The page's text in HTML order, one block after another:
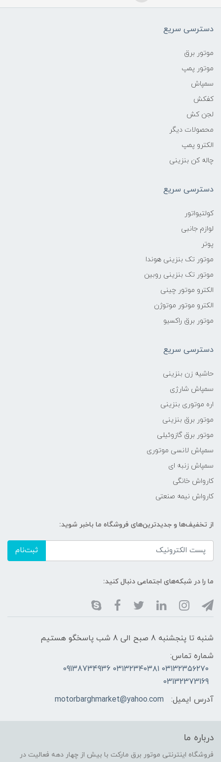
دسترسی سریع
موتور برق
موتور پمپ
سمپاش
کفکش
لجن کش
محصولات دیگر
الکترو پمپ
چاله کن بنزینی
دسترسی سریع
کولتیواتور
لوازم جانبی
پوتر
موتور تک بنزینی هوندا
موتور تک بنزینی روبین
الکترو موتور چینی
الکترو موتور موتوژن
موتور برق راکسیو
دسترسی سریع
حاشیه زن بنزینی
سمپاش شارژی
اره موتوری بنزینی
موتور برق بنزینی
موتور برق گازوئیلی
سمپاش لانسی موتوری
سمپاش زنبه ای
کارواش خانگی
کارواش نیمه صنعتی
از تخفیف‌ها و جدیدترین‌های فروشگاه ما باخبر شوید:
ثبت‌نام
ما را در شبکه‌های اجتماعی دنبال کنید:
شنبه تا پنجشنبه 8 صبح الی 8 شب پاسخگو هستیم
شماره تماس:
۰۳۱۳۲۳۵۶۲۷۰ ۰۳۱۳۲۳۴۰۳۸۱ 09138734936
03132373169
آدرس ایمیل:
motorbarghmarket@yahoo.com
درباره ما
فروشگاه اینترنتی موتور برق مارکت با بیش از چهار دهه فعالیت در